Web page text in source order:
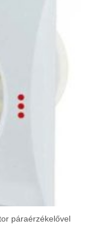
páraérzékelővel